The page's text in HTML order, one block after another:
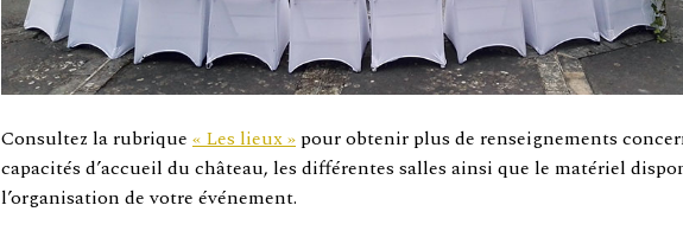
Consultez la rubrique « Les lieux » pour obtenir plus de renseignements
capacités d’accueil du château, les différentes salles ainsi que le matériel
l’organisation de votre événement.